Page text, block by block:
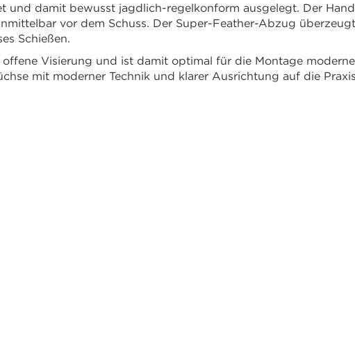
und damit bewusst jagdlich-regelkonform ausgelegt. Der
vor dem Schuss. Der Super-Feather-Abzug
Schießen.
Visierung und ist damit optimal für die Montage
mit moderner Technik und klarer Ausrichtung auf die